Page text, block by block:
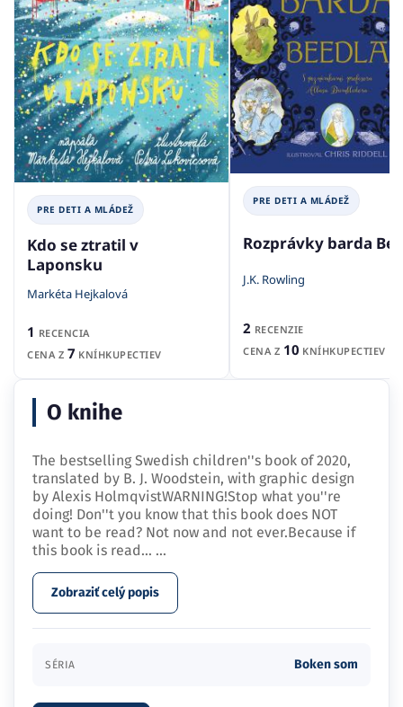
PRE DETI A MLÁDEŽ
Kdo se ztratil v
Laponsku
Markéta Hejkalová
1 RECENCIA
CENA Z 7 KNÍHKUPECTIEV
PRE DETI A MLÁDEŽ
Rozprávky barda
J.K. Rowling
2 RECENZIE
CENA Z 10 KNÍHKUPECTIEV
O knihe
The bestselling Swedish children''s book of 2020,
translated by B. J. Woodstein, with graphic design
by Alexis HolmqvistWARNING!Stop what you''re
doing! Don''t you know that this book does NOT
want to be read? Not now and not ever.Because if
this book is read… ...
Zobraziť celý popis
SÉRIA Boken som